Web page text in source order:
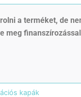
a terméket, de
meg
kapák